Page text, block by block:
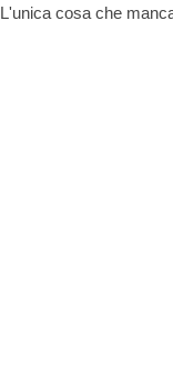
L'unica cosa che